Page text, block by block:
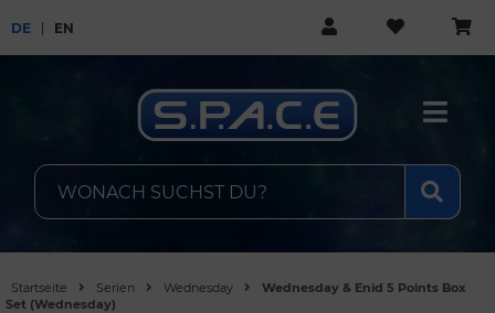
DE EN
Startseite Serien Wednesday
Wednesday & Enid 5 Points Box
Set (Wednesday)